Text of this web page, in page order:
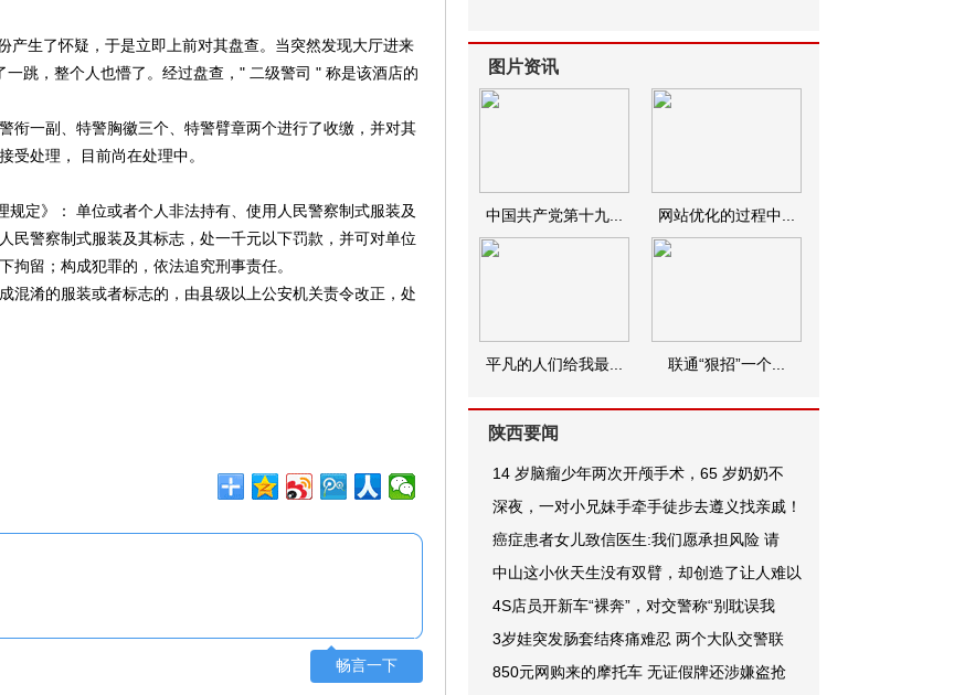
生了怀疑，于是立即上前对其盘查。当突然发现大厅进来
跳，整个人也懵了。经过盘查，" 二级警司 " 称是该酒店的
衔一副、特警胸徽三个、特警臂章两个进行了收缴，并对其
受处理， 目前尚在处理中。
定》： 单位或者个人非法持有、使用人民警察制式服装及
民警察制式服装及其标志，处一千元以下罚款，并可对单位
留；构成犯罪的，依法追究刑事责任。
混淆的服装或者标志的，由县级以上公安机关责令改正，处
畅言一下
图片资讯
中国共产党第十九... 网站优化的过程中...
平凡的人们给我最... 联通“狠招”一个...
陕西要闻
14 岁脑瘤少年两次开颅手术，65 岁奶奶不
深夜，一对小兄妹手牵手徒步去遵义找亲戚！
癌症患者女儿致信医生:我们愿承担风险 请
中山这小伙天生没有双臂，却创造了让人难以
4S店员开新车“裸奔”，对交警称“别耽误我
3岁娃突发肠套结疼痛难忍 两个大队交警联
850元网购来的摩托车 无证假牌还涉嫌盗抢